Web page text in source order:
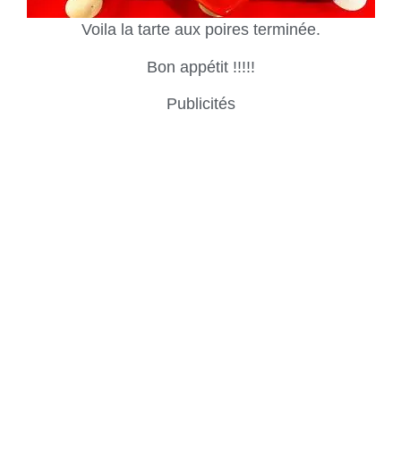
Voila la tarte aux poires terminée.
Bon appétit !!!!!
Publicités